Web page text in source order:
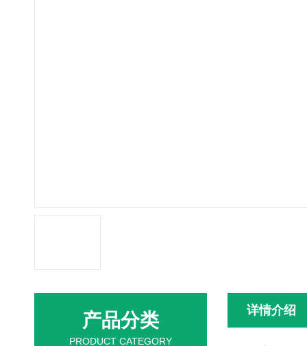
详情介绍
产品分类
PRODUCT CATEGORY